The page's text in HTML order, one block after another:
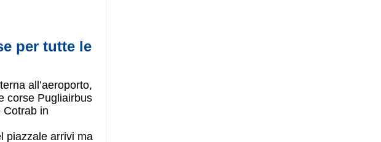
per tutte le
all’aeroporto,
corse Pugliairbus
Cotrab in
piazzale arrivi ma